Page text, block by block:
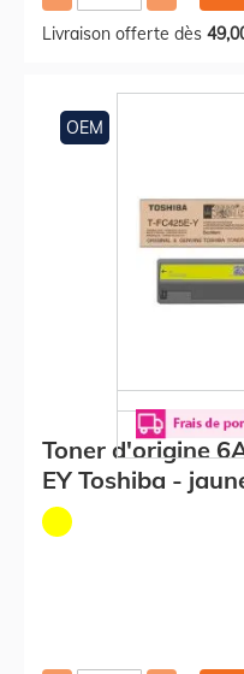
Livraison offerte dès
OEM
Toner d'origine
EY Toshiba -